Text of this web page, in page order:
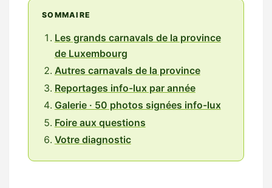
SOMMAIRE
Les grands carnavals de la province
de Luxembourg
Autres carnavals de la province
Reportages info-lux par année
Galerie · 50 photos signées info-lux
Foire aux questions
Votre diagnostic